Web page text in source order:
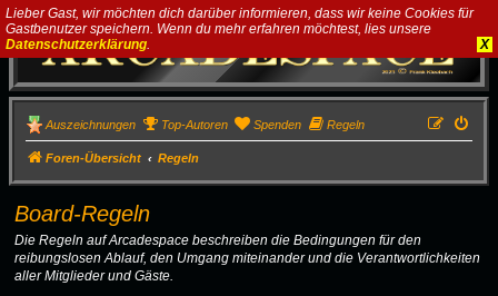
Lieber Gast, wir möchten dich darüber informieren, dass wir keine Cookies für
Gastbenutzer speichern. Wenn du mehr erfahren möchtest, lies unsere
Datenschutzerklärung. X
Auszeichnungen Top-Autoren Spenden Regeln
Foren-Übersicht Regeln
Board-Regeln
Die Regeln auf Arcadespace beschreiben die Bedingungen für den
reibungslosen Ablauf, den Umgang miteinander und die Verantwortlichkeiten
aller Mitglieder und Gäste.